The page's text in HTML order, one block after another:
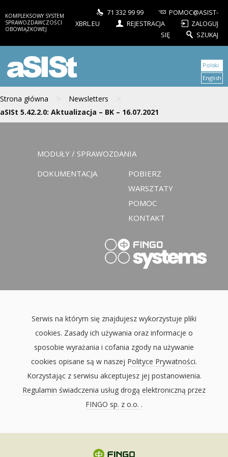
KOMPLEKSOWY SYSTEM
SPRAWOZDAWCZOŚCI
OBOWIĄZKOWEJ
71 332 99 99
POMOC@ASIST-
XBRL.EU
REJESTRACJA
ZALOGUJ
SIĘ
SZUKAJ
aSISt
Strona główna > Newsletters >
aSISt 5.42.2.0: Aktualizacja – BK – 16.07.2021
Polski
English
MODUŁY / SPRAWOZDANIA
DOKUMENTACJA
POBIERZ
WARSZTATY
POMOC
KONTAKT
Serwis na którym się znajdujesz wykorzystuje pliki
cookies. Zasady ich używania oraz informacje o
sposobie wyrażania i cofania zgody na używanie
cookies opisane są w naszej Polityce Prywatności.
Korzystając z serwisu akceptujesz jej postanowienia.
Regulamin świadczenia usług drogą elektroniczną przez
FINGO sp. z o.o. .